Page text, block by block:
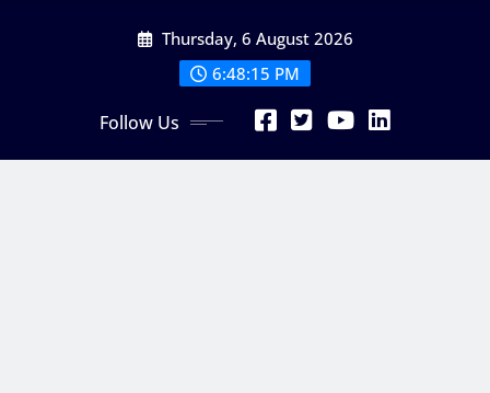
Thursday, 6 August 2026
6:48:16 PM
Follow Us